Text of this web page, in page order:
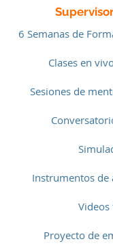
6 Semanas de
Clases en
Sesiones de
Instrumentos de
Videos
Proyecto de